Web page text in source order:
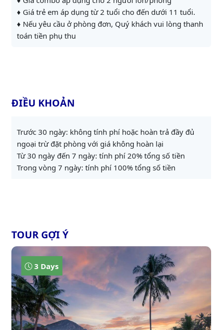
♦ Giá trẻ em áp dụng từ 2 tuổi cho đến dưới 11 tuổi.
♦ Nếu yêu cầu ở phòng đơn, Quý khách vui lòng thanh
toán tiền phụ thu
ĐIỀU KHOẢN
Trước 30 ngày: không tính phí hoặc hoàn trả đầy đủ
ngoại trừ đặt phòng với giá không hoàn lại
Từ 30 ngày đến 7 ngày: tính phí 20% tổng số tiền
Trong vòng 7 ngày: tính phí 100% tổng số tiền
TOUR GỢI Ý
3 Days